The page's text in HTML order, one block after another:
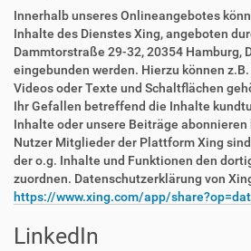
Innerhalb unseres Onlineangebotes
Inhalte des Dienstes Xing, angeboten
Dammtorstraße 29-32, 20354 Hamburg,
eingebunden werden. Hierzu können
Videos oder Texte und Schaltflächen
Ihr Gefallen betreffend die Inhalte
Inhalte oder unsere Beiträge abonnieren
Nutzer Mitglieder der Plattform Xing
der o.g. Inhalte und Funktionen den
zuordnen. Datenschutzerklärung von
https://www.xing.com/app/
LinkedIn